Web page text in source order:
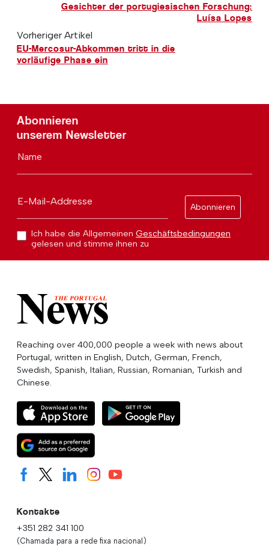
Gesichter der portugiesischen Forschung:
Luísa Lopes
Vorheriger Artikel
EU-Mercosur-Abkommen tritt in die
vorläufige Phase ein
Abonnieren
unserem Newsletter
Name
E-Mail-Addresse
Abonnieren
Ich habe die Allgemeinen Geschäftsbedingungen
gelesen und stimme ihnen zu
Reaching over 400,000 people a week with news about
Portugal, written in English, Dutch, German, French,
Swedish, Spanish, Italian, Russian, Romanian, Turkish and
Chinese.
Kontakte
+351 282 341 100
(Chamada para a rede fixa nacional)